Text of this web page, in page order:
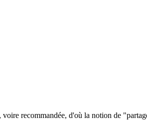
recommandée, d'où la notion de